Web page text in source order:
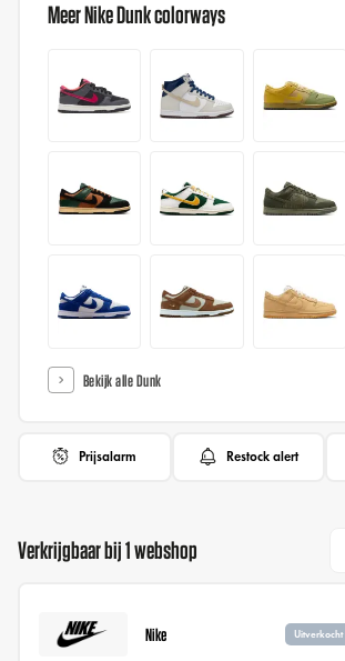
Meer Nike Dunk colorways
Bekijk alle Dunk
Prijsalarm Restock alert
Verkrijgbaar bij 1 webshop
Nike Uitverkocht